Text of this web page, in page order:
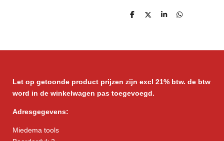
D
D
S
D
Let op getoonde product prijzen zijn excl 21% btw. de btw
word in de winkelwagen pas toegevoegd.
Adresgegevens:
Miedema tools